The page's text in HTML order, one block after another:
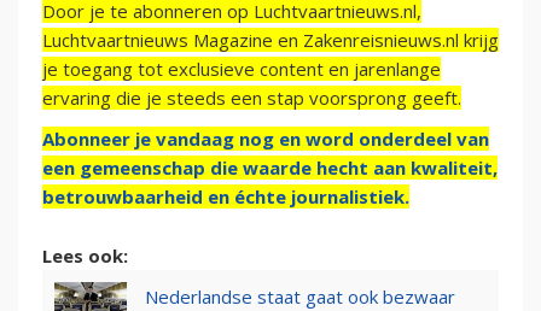
Door je te abonneren op Luchtvaartnieuws.nl,
Luchtvaartnieuws Magazine en Zakenreisnieuws.nl krijg
je toegang tot exclusieve content en jarenlange
ervaring die je steeds een stap voorsprong geeft.
Abonneer je vandaag nog en word onderdeel van
een gemeenschap die waarde hecht aan kwaliteit,
betrouwbaarheid en échte journalistiek.
Lees ook:
Nederlandse staat gaat ook bezwaar